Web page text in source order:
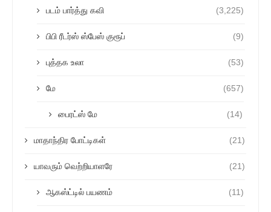
படம் பார்த்து கவி (3,225)
பிபி ரீடர்ஸ் ஸ்பேஸ் குரூப் (9)
புத்தக உலா (53)
மே (657)
பைரட்ஸ் மே (14)
மாதாந்திர போட்டிகள் (21)
யாவரும் வெற்றியாளரே (21)
ஆகஸ்ட்டில் பயணம் (11)